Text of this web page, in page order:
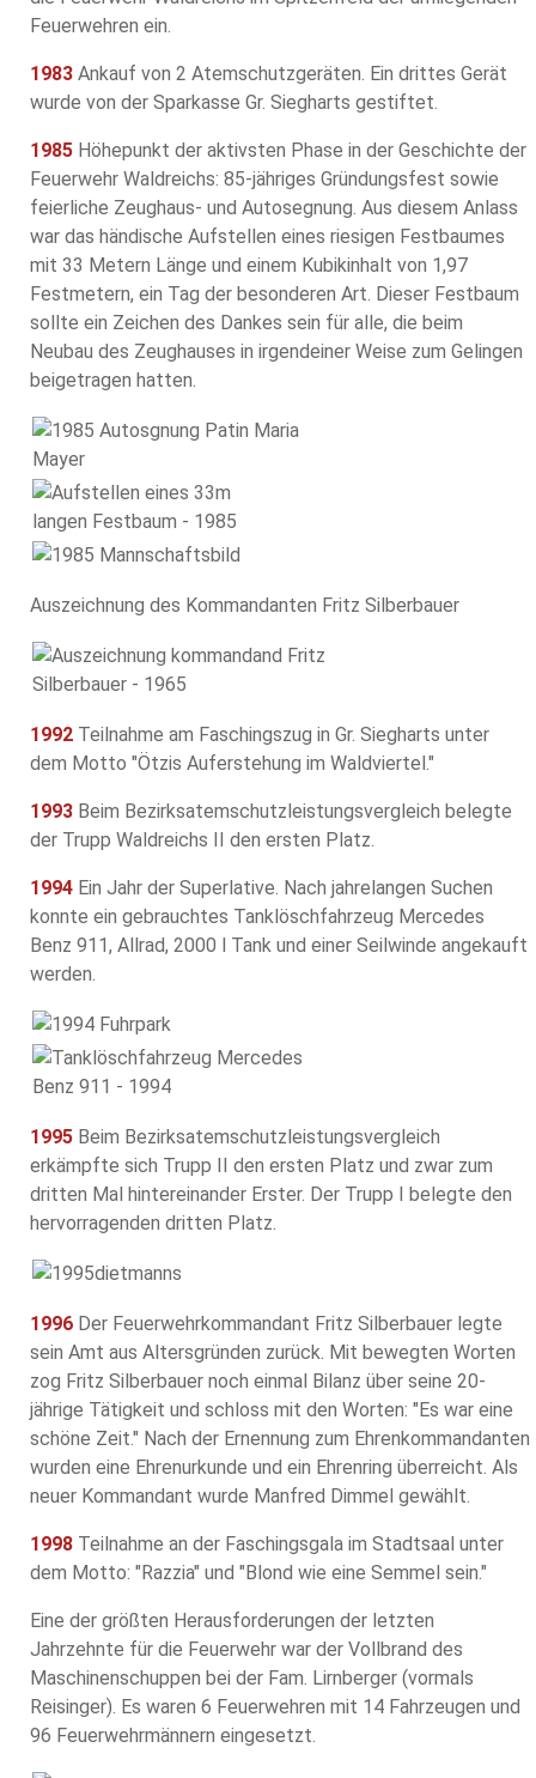
Feuerwehren ein.
1983 Ankauf von 2 Atemschutzgeräten. Ein drittes Gerät
wurde von der Sparkasse Gr. Siegharts gestiftet.
1985 Höhepunkt der aktivsten Phase in der Geschichte der
Feuerwehr Waldreichs: 85-jähriges Gründungsfest sowie
feierliche Zeughaus- und Autosegnung. Aus diesem Anlass
war das händische Aufstellen eines riesigen Festbaumes
mit 33 Metern Länge und einem Kubikinhalt von 1,97
Festmetern, ein Tag der besonderen Art. Dieser Festbaum
sollte ein Zeichen des Dankes sein für alle, die beim
Neubau des Zeughauses in irgendeiner Weise zum Gelingen
beigetragen hatten.
Auszeichnung des Kommandanten Fritz Silberbauer
1992 Teilnahme am Faschingszug in Gr. Siegharts unter
dem Motto "Ötzis Auferstehung im Waldviertel."
1993 Beim Bezirksatemschutzleistungsvergleich belegte
der Trupp Waldreichs II den ersten Platz.
1994 Ein Jahr der Superlative. Nach jahrelangen Suchen
konnte ein gebrauchtes Tanklöschfahrzeug Mercedes
Benz 911, Allrad, 2000 l Tank und einer Seilwinde angekauft
werden.
1995 Beim Bezirksatemschutzleistungsvergleich
erkämpfte sich Trupp II den ersten Platz und zwar zum
dritten Mal hintereinander Erster. Der Trupp I belegte den
hervorragenden dritten Platz.
1996 Der Feuerwehrkommandant Fritz Silberbauer legte
sein Amt aus Altersgründen zurück. Mit bewegten Worten
zog Fritz Silberbauer noch einmal Bilanz über seine 20-
jährige Tätigkeit und schloss mit den Worten: "Es war eine
schöne Zeit." Nach der Ernennung zum Ehrenkommandanten
wurden eine Ehrenurkunde und ein Ehrenring überreicht. Als
neuer Kommandant wurde Manfred Dimmel gewählt.
1998 Teilnahme an der Faschingsgala im Stadtsaal unter
dem Motto: "Razzia" und "Blond wie eine Semmel sein."
Eine der größten Herausforderungen der letzten
Jahrzehnte für die Feuerwehr war der Vollbrand des
Maschinenschuppen bei der Fam. Lirnberger (vormals
Reisinger). Es waren 6 Feuerwehren mit 14 Fahrzeugen und
96 Feuerwehrmännern eingesetzt.